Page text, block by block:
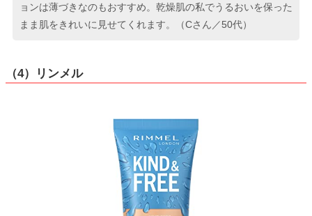
ョンは薄づきなのもおすすめ。乾燥肌の私でうるおいを保った
まま肌をきれいに見せてくれます。（Cさん／50代）
（4）リンメル